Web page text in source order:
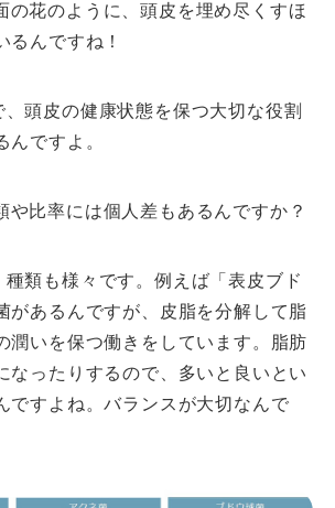
の花のように、頭皮を埋め尽くすほ
るんですね！
頭皮の健康状態を保つ大切な役割
んですよ。
や比率には個人差もあるんですか？
種類も様々です。例えば「表皮ブド
があるんですが、皮脂を分解して脂
潤いを保つ働きをしています。脂肪
なったりするので、多いと良いとい
ですよね。バランスが大切なんで